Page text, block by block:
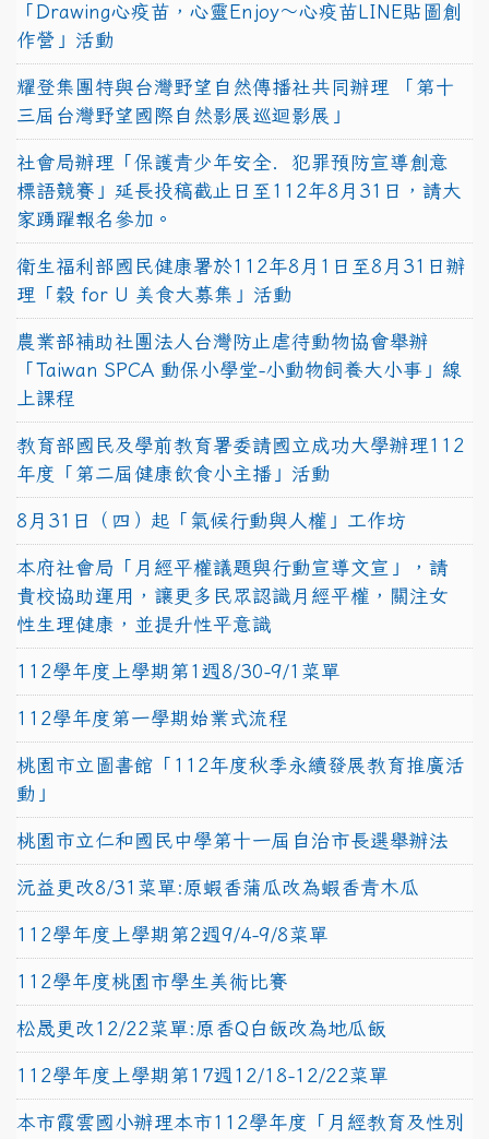
「Drawing心疫苗，心靈Enjoy〜心疫苗LINE貼圖創
作營」活動
耀登集團特與台灣野望自然傳播社共同辦理 「第十
三屆台灣野望國際自然影展巡迴影展」
社會局辦理「保護青少年安全．犯罪預防宣導創意
標語競賽」延長投稿截止日至112年8月31日，請大
家踴躍報名參加。
衛生福利部國民健康署於112年8月1日至8月31日辦
理「穀 for U 美食大募集」活動
農業部補助社團法人台灣防止虐待動物協會舉辦
「Taiwan SPCA 動保小學堂-小動物飼養大小事」線
上課程
教育部國民及學前教育署委請國立成功大學辦理112
年度「第二屆健康飲食小主播」活動
8月31日（四）起「氣候行動與人權」工作坊
本府社會局「月經平權議題與行動宣導文宣」，請
貴校協助運用，讓更多民眾認識月經平權，關注女
性生理健康，並提升性平意識
112學年度上學期第1週8/30-9/1菜單
112學年度第一學期始業式流程
桃園市立圖書館「112年度秋季永續發展教育推廣活
動」
桃園市立仁和國民中學第十一屆自治市長選舉辦法
沅益更改8/31菜單:原蝦香蒲瓜改為蝦香青木瓜
112學年度上學期第2週9/4-9/8菜單
112學年度桃園市學生美術比賽
松晟更改12/22菜單:原香Q白飯改為地瓜飯
112學年度上學期第17週12/18-12/22菜單
本市霞雲國小辦理本市112學年度「月經教育及性別